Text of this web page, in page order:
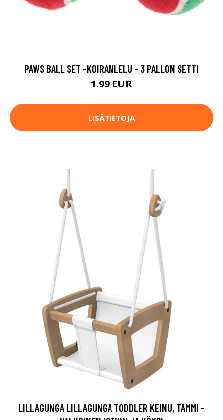
PAWS BALL SET -KOIRANLELU - 3 PALLON SETTI
1.99 EUR
LISÄTIETOJA
LILLAGUNGA LILLAGUNGA TODDLER KEINU, TAMMI -